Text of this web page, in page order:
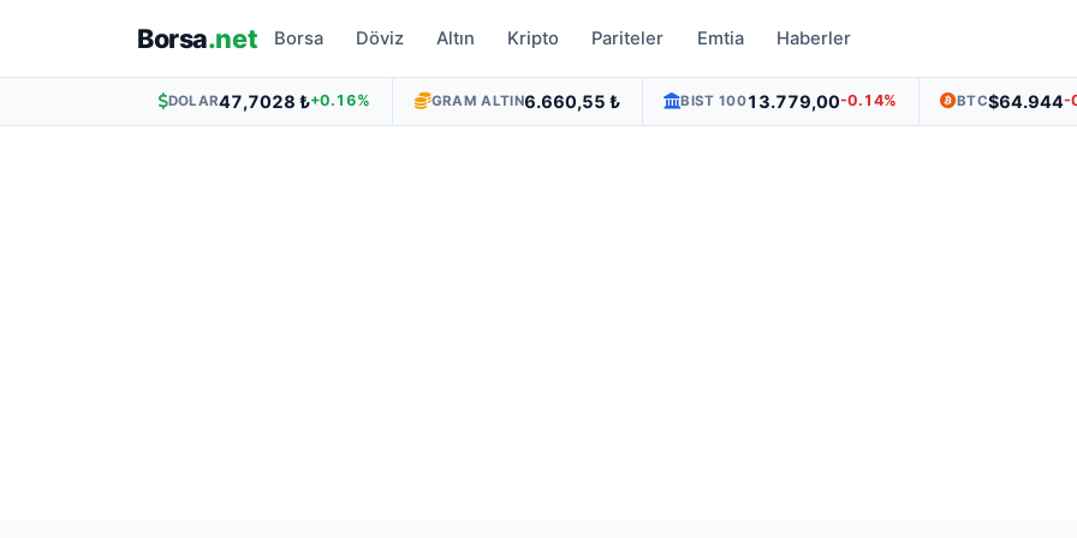
Borsa.net Borsa Döviz Altın Kripto Pariteler Emtia Haberler
DOLAR47,7028 ₺+0.16% GRAM ALTIN6.660,55 ₺ BIST 10013.779,00-0.14% BTC$64.944-